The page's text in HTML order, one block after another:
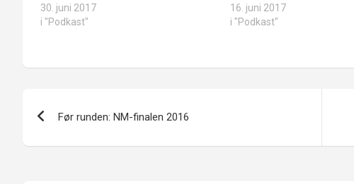
30. juni 2017
i "Podkast"
16. juni 2017
i "Podkast"
Før runden: NM-finalen 2016